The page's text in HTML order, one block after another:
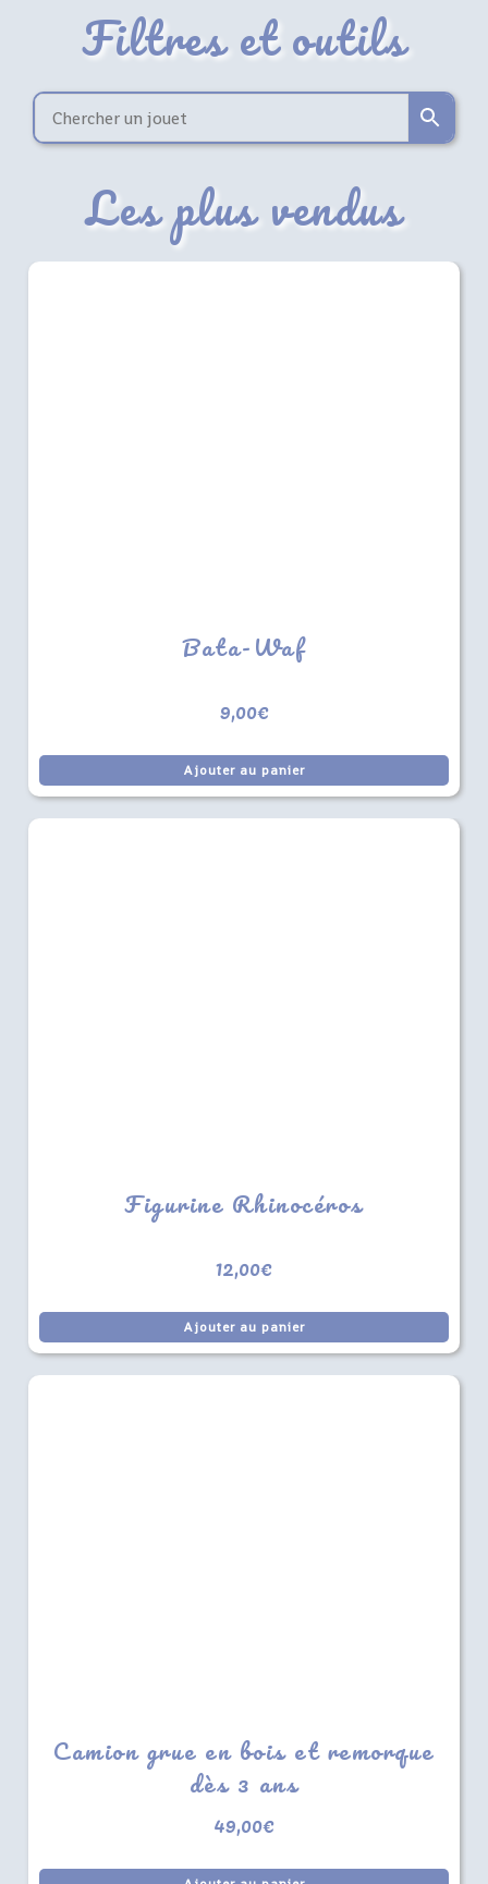
Filtres et outils
Les plus vendus
Bata-Waf
9,00€
Ajouter au panier
Figurine Rhinocéros
12,00€
Ajouter au panier
Camion grue en bois et remorque
dès 3 ans
49,00€